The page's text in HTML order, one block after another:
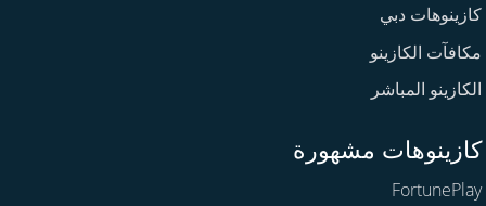
كازينوهات دبي
مكافآت الكازينو
الكازينو المباشر
كازينوهات مشهورة
FortunePlay